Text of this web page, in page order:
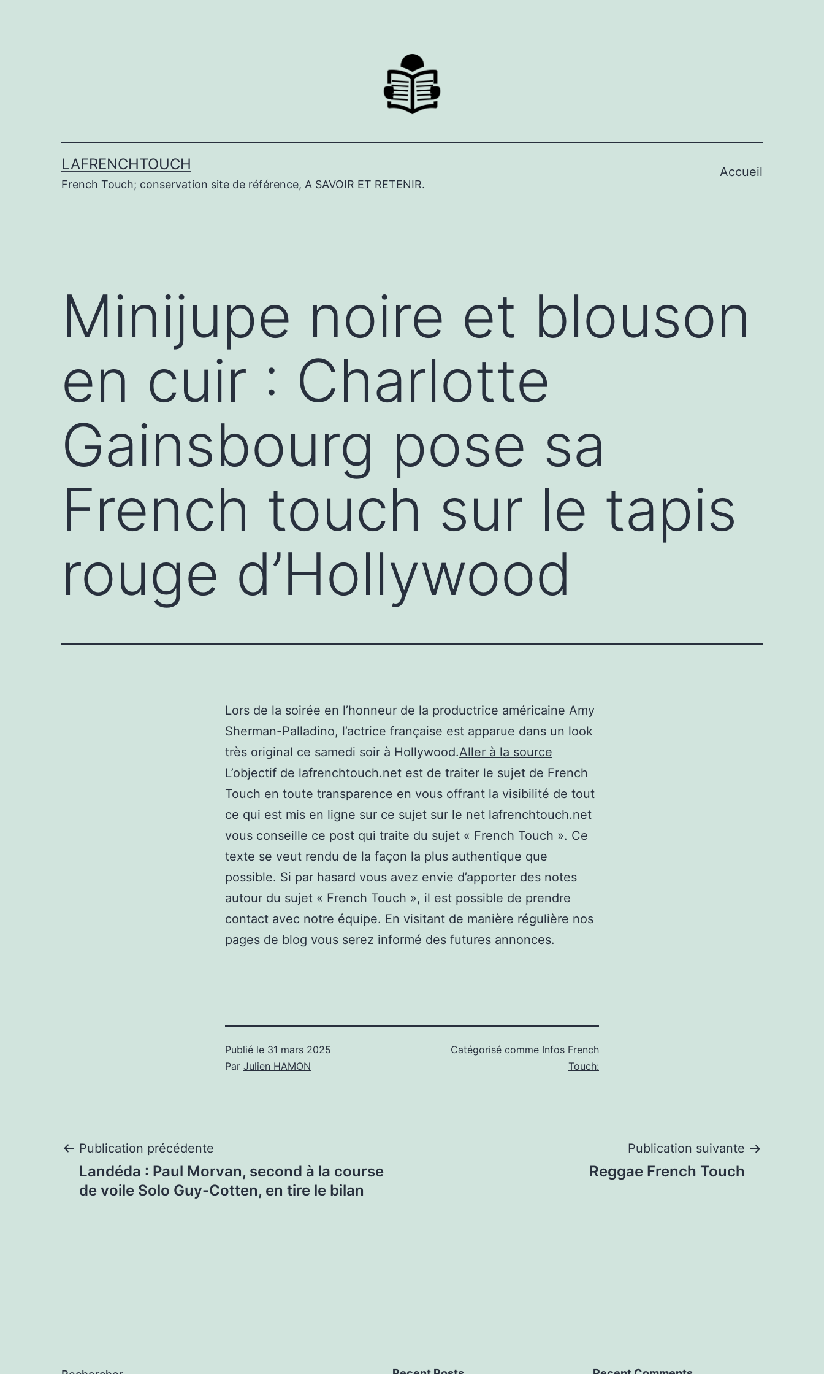
LAFRENCHTOUCH
French Touch; conservation site de référence, A SAVOIR ET RETENIR.
Accueil
Minijupe noire et blouson
en cuir : Charlotte
Gainsbourg pose sa
French touch sur le tapis
rouge d’Hollywood
Lors de la soirée en l’honneur de la productrice américaine Amy
Sherman-Palladino, l’actrice française est apparue dans un look
très original ce samedi soir à Hollywood.Aller à la source
L’objectif de lafrenchtouch.net est de traiter le sujet de French
Touch en toute transparence en vous offrant la visibilité de tout
ce qui est mis en ligne sur ce sujet sur le net lafrenchtouch.net
vous conseille ce post qui traite du sujet « French Touch ». Ce
texte se veut rendu de la façon la plus authentique que
possible. Si par hasard vous avez envie d’apporter des notes
autour du sujet « French Touch », il est possible de prendre
contact avec notre équipe. En visitant de manière régulière nos
pages de blog vous serez informé des futures annonces.
Publié le 31 mars 2025
Par Julien HAMON
Catégorisé comme Infos French
Touch:
Navigation
de
Publication précédente
Landéda : Paul Morvan, second à la course
de voile Solo Guy-Cotten, en tire le bilan
Publication suivante
Reggae French Touch